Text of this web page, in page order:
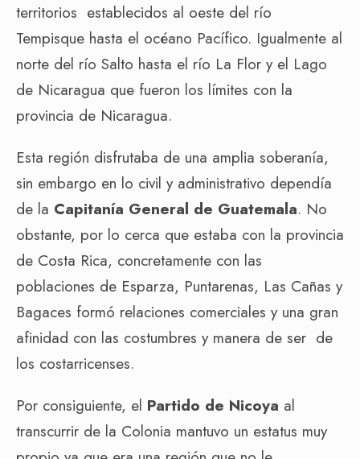
territorios establecidos al oeste del río
Tempisque hasta el océano Pacífico. Igualmente al
norte del río Salto hasta el río La Flor y el Lago
de Nicaragua que fueron los límites con la
provincia de Nicaragua.
Esta región disfrutaba de una amplia soberanía,
sin embargo en lo civil y administrativo dependía
de la Capitanía General de Guatemala. No
obstante, por lo cerca que estaba con la provincia
de Costa Rica, concretamente con las
poblaciones de Esparza, Puntarenas, Las Cañas y
Bagaces formó relaciones comerciales y una gran
afinidad con las costumbres y manera de ser de
los costarricenses.
Por consiguiente, el Partido de Nicoya al
transcurrir de la Colonia mantuvo un estatus muy